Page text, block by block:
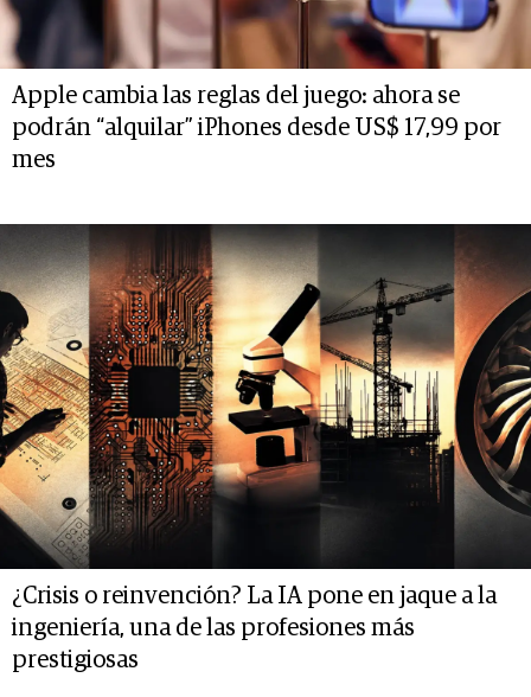
Apple cambia las reglas del juego: ahora se
podrán “alquilar” iPhones desde US$ 17,99 por
mes
¿Crisis o reinvención? La IA pone en jaque a la
ingeniería, una de las profesiones más
prestigiosas